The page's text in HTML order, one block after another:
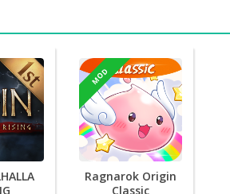
MOD
Ragnarok Origin
Classic